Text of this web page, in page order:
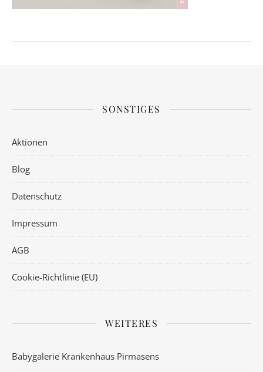
SONSTIGES
Aktionen
Blog
Datenschutz
Impressum
AGB
Cookie-Richtlinie (EU)
WEITERES
Babygalerie Krankenhaus Pirmasens